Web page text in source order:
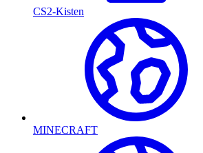
CS2-Kisten
MINECRAFT